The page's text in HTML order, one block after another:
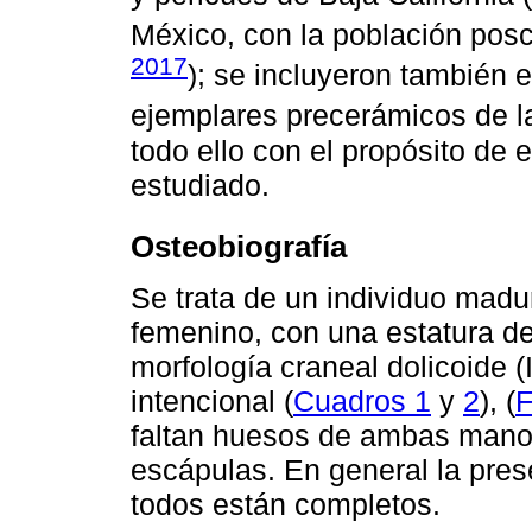
México, con la población
2017); se incluyeron también
ejemplares precerámicos de
todo ello con el propósito de
estudiado.
Osteobiografía
Se trata de un individuo
femenino, con una estatura
morfología craneal dolicoide
intencional (Cuadros 1 y 2), (
faltan huesos de ambas
escápulas. En general la
todos están completos.